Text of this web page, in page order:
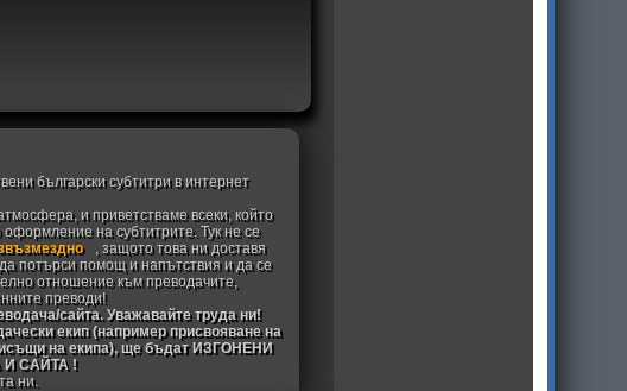
български субтитри в интернет
и приветстваме всеки, който
на субтитрите. Тук не се
, защото това ни доставя
потърси помощ и напътствия и да се
отношение към преводачите,
преводи!
сайта. Уважавайте труда ни!
екип (например присвояване на
на екипа), ще бъдат ИЗГОНЕНИ
САЙТА !
ни.